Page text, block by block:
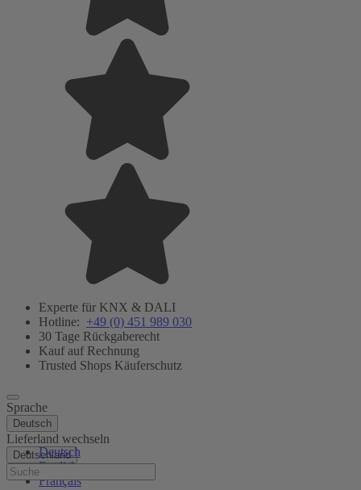
Experte für KNX & DALI
Hotline: +49 (0) 451 989 030
30 Tage Rückgaberecht
Kauf auf Rechnung
Trusted Shops Käuferschutz
Sprache
Deutsch
Deutsch
English
Français
Lieferland wechseln
Deutschland
Hilfe